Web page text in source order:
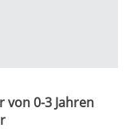
0-3 Jahren